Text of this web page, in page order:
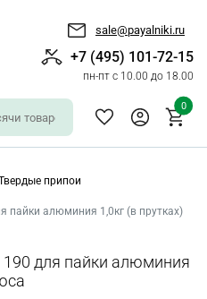
sale@payalniki.ru
+7 (495) 101-72-15
пн-пт с 10.00 до 18.00
0
припои
пайки алюминия 1,0кг (в прутках)
для пайки алюминия